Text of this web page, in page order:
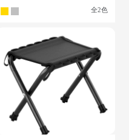
全2色